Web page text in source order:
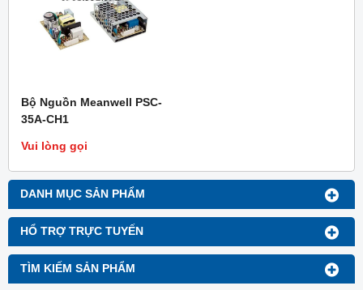
DANH MỤC SẢN PHẨM
HỔ TRỢ TRỰC TUYẾN
TÌM KIẾM SẢN PHẨM
Bộ Nguồn Meanwell PSC-
35A-CH1
Vui lòng gọi